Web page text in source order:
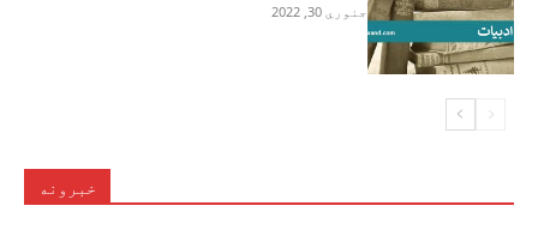
جنوري 30, 2022
خبرونه